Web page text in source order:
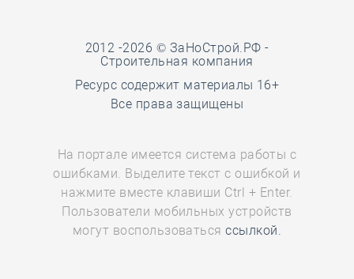
2012 -2026 © ЗаНоСтрой.РФ -
Строительная компания
Ресурс содержит материалы 16+
Все права защищены
На портале имеется система работы с
ошибками. Выделите текст с ошибкой и
нажмите вместе клавиши Ctrl + Enter.
Пользователи мобильных устройств
могут воспользоватьсяссылкой.